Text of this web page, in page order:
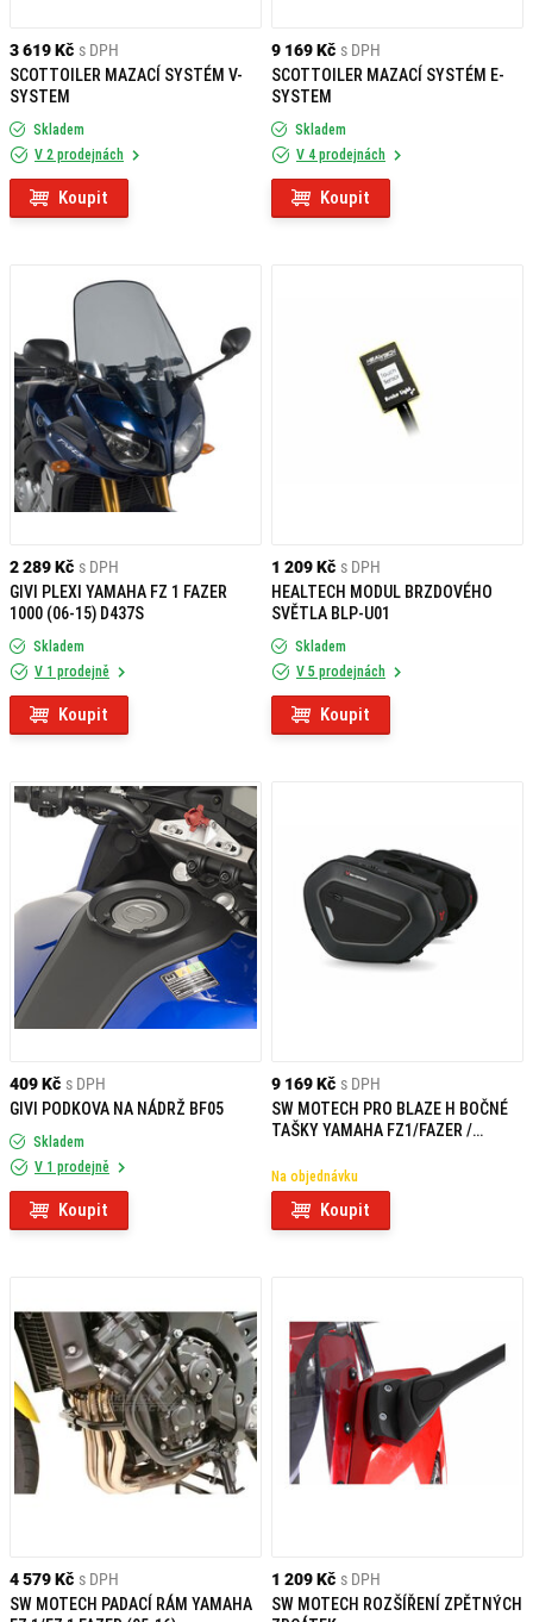
3 619 Kč s DPH
SCOTTOILER MAZACÍ SYSTÉM V-
SYSTEM
Skladem
V 2 prodejnách
Koupit
9 169 Kč s DPH
SCOTTOILER MAZACÍ SYSTÉM E-
SYSTEM
Skladem
V 4 prodejnách
Koupit
2 289 Kč s DPH
GIVI PLEXI YAMAHA FZ 1 FAZER
1000 (06-15) D437S
Skladem
V 1 prodejně
Koupit
1 209 Kč s DPH
HEALTECH MODUL BRZDOVÉHO
SVĚTLA BLP-U01
Skladem
V 5 prodejnách
Koupit
409 Kč s DPH
GIVI PODKOVA NA NÁDRŽ BF05
Skladem
V 1 prodejně
Koupit
9 169 Kč s DPH
SW MOTECH PRO BLAZE H BOČNÉ
TAŠKY YAMAHA FZ1/FAZER /
Na objednávku
Koupit
4 579 Kč s DPH
SW MOTECH PADACÍ RÁM YAMAHA
1 209 Kč s DPH
SW MOTECH ROZŠÍŘENÍ ZPĚTNÝCH